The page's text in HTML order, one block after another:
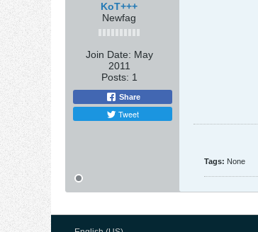
KoT+++
Newfag
Join Date: May
2011
Posts: 1
Share
Tweet
Tags: None